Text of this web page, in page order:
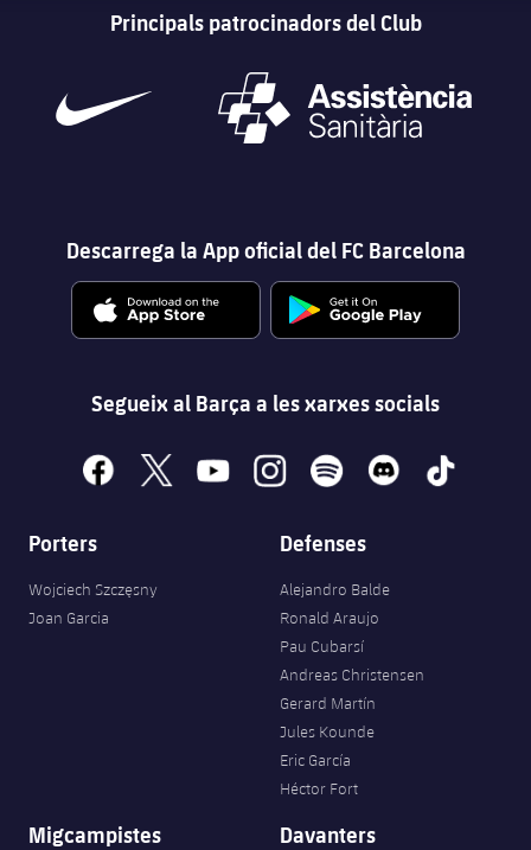
Principals patrocinadors del Club
Descarrega la App oficial del FC Barcelona
Segueix al Barça a les xarxes socials
facebook
x youtubeinstagramspotify discord tiktok
Porters
Wojciech Szczęsny
Joan Garcia
Defenses
Alejandro Balde
Ronald Araujo
Pau Cubarsí
Andreas Christensen
Gerard Martín
Jules Kounde
Eric García
Héctor Fort
Migcampistes Davanters